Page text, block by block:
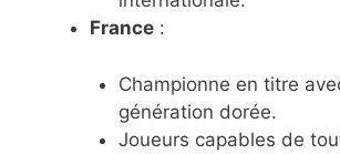
France :
Championne en titre
génération dorée.
Joueurs capables de